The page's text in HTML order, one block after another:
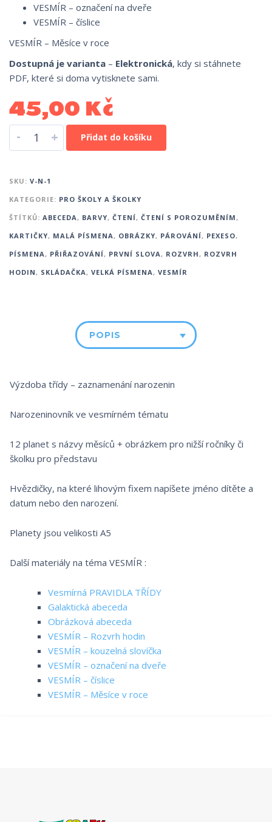
VESMÍR – označení na dveře
VESMÍR – číslice
VESMÍR – Měsíce v roce
Dostupná je varianta – Elektronická, kdy si stáhnete
PDF, které si doma vytisknete sami.
45,00 Kč
- + Přidat do košíku
SKU: V-N-1
KATEGORIE: PRO ŠKOLY A ŠKOLKY
ŠTÍTKŮ: ABECEDA , BARVY, ČTENÍ, ČTENÍ S POROZUMĚNÍM ,
KARTIČKY, MALÁ PÍSMENA , OBRÁZKY, PÁROVÁNÍ, PEXESO,
PÍSMENA , PŘIŘAZOVÁNÍ, PRVNÍ SLOVA , ROZVRH , ROZVRH
HODIN , SKLÁDAČKA , VELKÁ PÍSMENA , VESMÍR
POPIS
Výzdoba třídy – zaznamenání narozenin
Narozeninovník ve vesmírném tématu
12 planet s názvy měsíců + obrázkem pro nižší ročníky či
školku pro představu
Hvězdičky, na které lihovým fixem napíšete jméno dítěte a
datum nebo den narození.
Planety jsou velikosti A5
Další materiály na téma VESMÍR :
Vesmírná PRAVIDLA TŘÍDY
Galaktická abeceda
Obrázková abeceda
VESMÍR – Rozvrh hodin
VESMÍR – kouzelná slovíčka
VESMÍR – označení na dveře
VESMÍR – číslice
VESMÍR – Měsíce v roce